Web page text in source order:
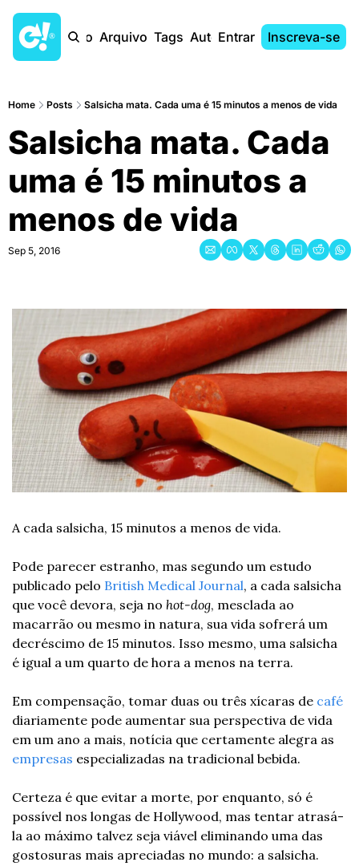
Início Arquivo Tags AutoresEntrar Inscreva-se
Home Posts Salsicha mata. Cada uma é 15 minutos a menos de vida
Salsicha mata. Cada
uma é 15 minutos a
menos de vida
Sep 5, 2016
A cada salsicha, 15 minutos a menos de vida.
Pode parecer estranho, mas segundo um estudo
publicado pelo British Medical Journal, a cada salsicha
que você devora, seja no hot-dog, mesclada ao
macarrão ou mesmo in natura, sua vida sofrerá um
decréscimo de 15 minutos. Isso mesmo, uma salsicha
é igual a um quarto de hora a menos na terra.
Em compensação, tomar duas ou três xícaras de café
diariamente pode aumentar sua perspectiva de vida
empresas especializadas na tradicional bebida.
Certeza é que evitar a morte, por enquanto, só é
possível nos longas de Hollywood, mas tentar atrasá-
la ao máximo talvez seja viável eliminando uma das
gostosuras mais apreciadas no mundo: a salsicha.